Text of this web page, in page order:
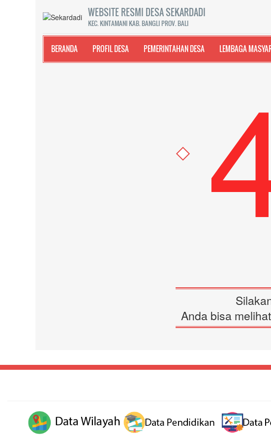
WEBSITE RESMI DESA SEKARDADI
KEC. KINTAMANI KAB. BANGLI PROV. BALI
BERANDA PROFIL DESA PEMERINTAHAN DESA LEMBAGA
Anda bisa